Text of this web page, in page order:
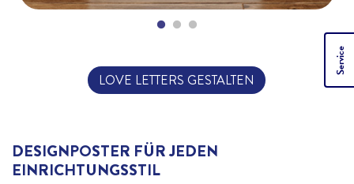
LOVE LETTERS GESTALTEN
DESIGNPOSTER FÜR JEDEN
EINRICHTUNGSSTIL
Service